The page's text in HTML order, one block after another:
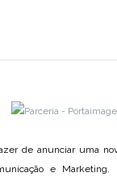
de anunciar uma
e Marketing.